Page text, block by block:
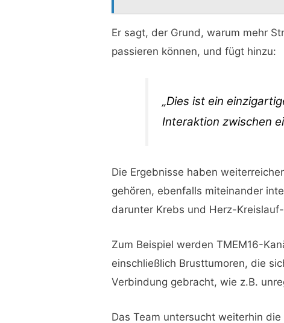
Er sagt, der Grund, warum mehr
passieren können, und fügt hinzu:
„Dies ist ein
Interaktion zwischen
Die Ergebnisse haben
gehören, ebenfalls miteinander
darunter Krebs und Herz-
Zum Beispiel werden TMEM16-
einschließlich Brusttumoren, die
Verbindung gebracht, wie z.B.
Das Team untersucht weiterhin